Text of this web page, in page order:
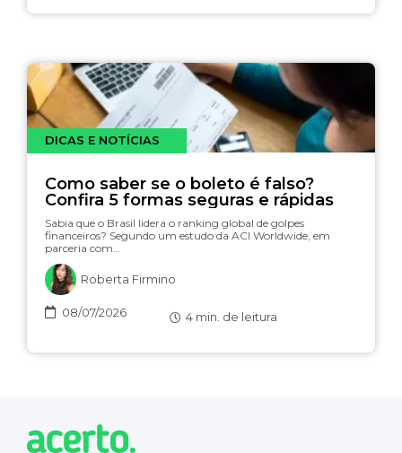
DICAS E NOTÍCIAS
Como saber se o boleto é falso?
Confira 5 formas seguras e rápidas
Sabia que o Brasil lidera o ranking global de golpes
financeiros? Segundo um estudo da ACI Worldwide, em
parceria com…
Roberta Firmino
08/07/2026 4 min. de leitura